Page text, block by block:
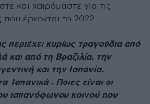
και χαιρόμαστε για τις
έρχονται το 2022.
περιέχει κυρίως τραγούδια από
και από τη Βραζιλία, την
και την Ισπανία.
Ισπανικά . Ποιες είναι οι
ισπανόφωνου κοινού που